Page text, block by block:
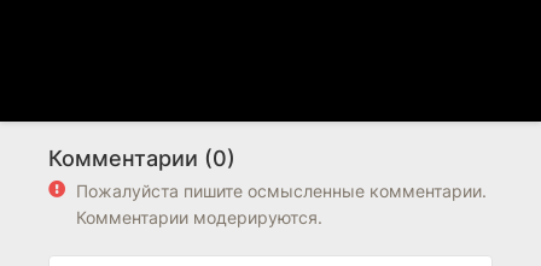
Комментарии (0)
Пожалуйста пишите осмысленные комментарии.
Комментарии модерируются.